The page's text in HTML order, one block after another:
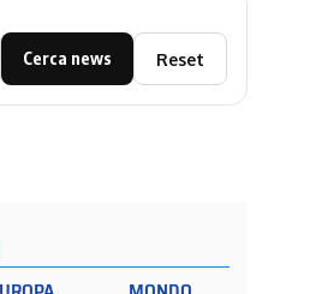
Cerca news Reset